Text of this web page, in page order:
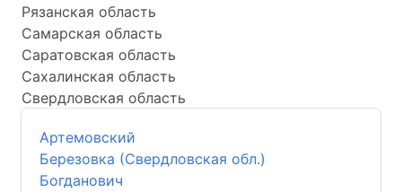
Рязанская область
Самарская область
Саратовская область
Сахалинская область
Свердловская область
Артемовский
Березовка (Свердловская обл.)
Богданович